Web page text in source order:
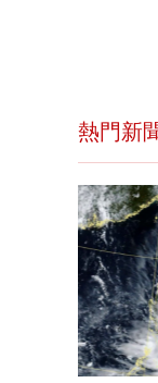
熱門新